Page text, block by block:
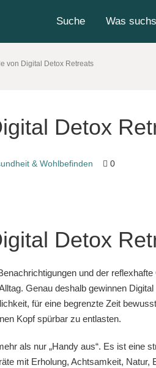
Suche Was
von Digital Detox Retreats
Detox
& Wohlbefinden 0
Detox
und der
Genau deshalb gewinnen
für eine begrenzte Zeit
Kopf spürbar zu entlasten.
als nur „Handy aus“. Es ist eine
mit Erholung, Achtsamkeit, Natur,